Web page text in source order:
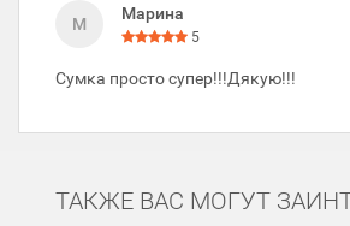
М
Марина
5
Сумка просто супер!!!Дякую!!!
ТАКЖЕ ВАС МОГУТ